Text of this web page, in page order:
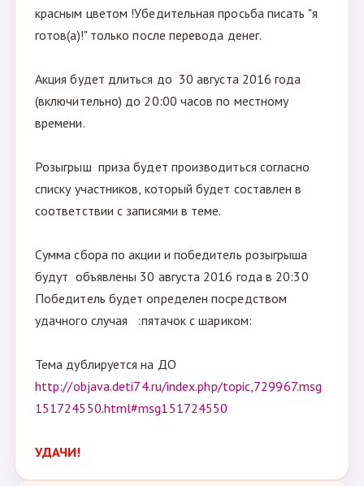
красным цветом !Убедительная просьба писать "я
готов(а)!" только после перевода денег.
Акция будет длиться до 30 августа 2016 года
(включительно) до 20:00 часов по местному
времени.
Розыгрыш приза будет производиться согласно
списку участников, который будет составлен в
соответствии с записями в теме.
Сумма сбора по акции и победитель розыгрыша
будут объявлены 30 августа 2016 года в 20:30
Победитель будет определен посредством
удачного случая :пятачок с шариком:
Тема дублируется на ДО
http://objava.deti74.ru/index.php/topic,729967.msg
151724550.html#msg151724550
УДАЧИ!